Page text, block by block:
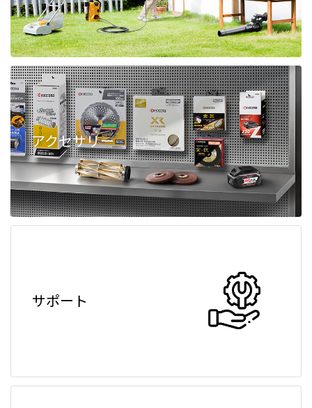
アクセサリー
サポート